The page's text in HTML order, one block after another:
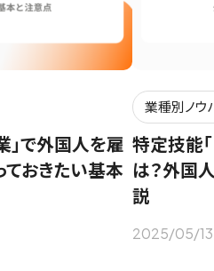
で外国人を雇
ておきたい基本
業種別ノウ
特定技能
は？外国
説
2025/05/13